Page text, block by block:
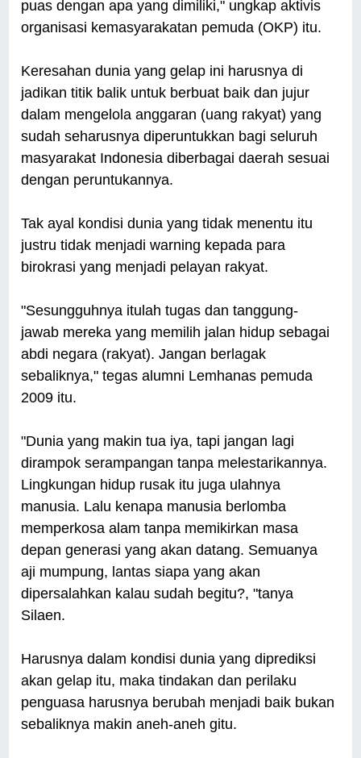
puas dengan apa yang dimiliki," ungkap aktivis
organisasi kemasyarakatan pemuda (OKP) itu.
Keresahan dunia yang gelap ini harusnya di
jadikan titik balik untuk berbuat baik dan jujur
dalam mengelola anggaran (uang rakyat) yang
sudah seharusnya diperuntukkan bagi seluruh
masyarakat Indonesia diberbagai daerah sesuai
dengan peruntukannya.
Tak ayal kondisi dunia yang tidak menentu itu
justru tidak menjadi warning kepada para
birokrasi yang menjadi pelayan rakyat.
"Sesungguhnya itulah tugas dan tanggung-
jawab mereka yang memilih jalan hidup sebagai
abdi negara (rakyat). Jangan berlagak
sebaliknya," tegas alumni Lemhanas pemuda
2009 itu.
"Dunia yang makin tua iya, tapi jangan lagi
dirampok serampangan tanpa melestarikannya.
Lingkungan hidup rusak itu juga ulahnya
manusia. Lalu kenapa manusia berlomba
memperkosa alam tanpa memikirkan masa
depan generasi yang akan datang. Semuanya
aji mumpung, lantas siapa yang akan
dipersalahkan kalau sudah begitu?, "tanya
Silaen.
Harusnya dalam kondisi dunia yang diprediksi
akan gelap itu, maka tindakan dan perilaku
penguasa harusnya berubah menjadi baik bukan
sebaliknya makin aneh-aneh gitu.